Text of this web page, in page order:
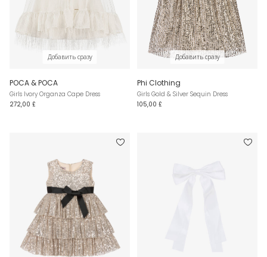
Добавить сразу
POCA & POCA
Girls Ivory Organza Cape Dress
272,00 £
Добавить сразу
Phi Clothing
Girls Gold & Silver Sequin Dress
105,00 £